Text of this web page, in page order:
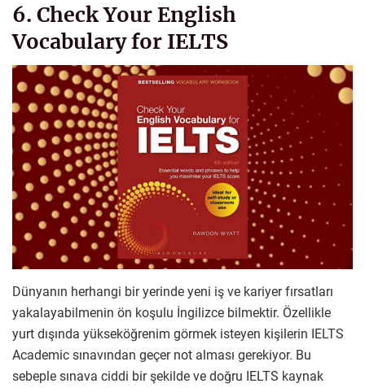
6. Check Your English
Vocabulary for IELTS
Dünyanın herhangi bir yerinde yeni iş ve kariyer fırsatları
yakalayabilmenin ön koşulu İngilizce bilmektir. Özellikle
yurt dışında yükseköğrenim görmek isteyen kişilerin IELTS
Academic sınavından geçer not alması gerekiyor. Bu
sebeple sınava ciddi bir şekilde ve doğru IELTS kaynak